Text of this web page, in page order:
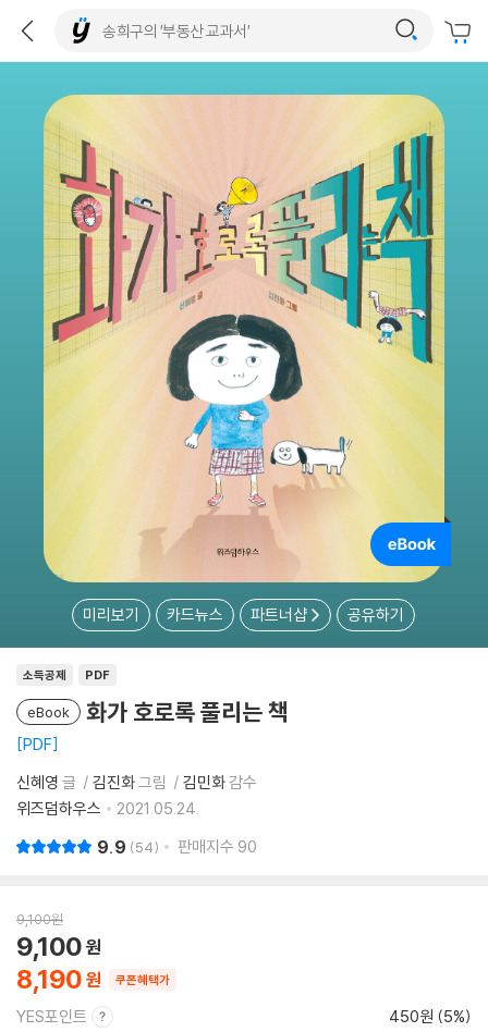
미리보기 카드뉴스 파트너샵 공유하기
소득공제 PDF
eBook 화가 호로록 풀리는 책
PDF
신혜영 글 김진화그림 김민화감수
위즈덤하우스
2021.05.24.
9.9 54 판매지수 90
9,100원
8,190
9,100
쿠폰혜택가
YES포인트 450원 (5%)